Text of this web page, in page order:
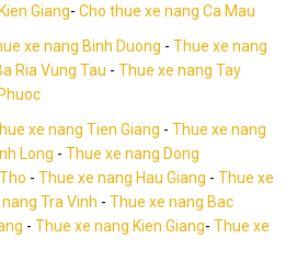
Giang- Cho thue xe nang Ca Mau
xe nang Binh Duong - Thue xe nang
Ria Vung Tau - Thue xe nang Tay
xe nang Tien Giang - Thue xe nang
Long - Thue xe nang Dong
- Thue xe nang Hau Giang - Thue xe
Tra Vinh - Thue xe nang Bac
- Thue xe nang Kien Giang- Thue xe